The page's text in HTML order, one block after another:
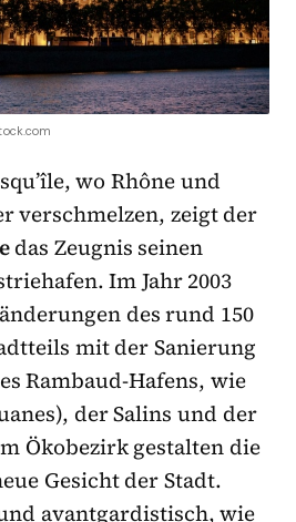
wo Rhône und
verschmelzen, zeigt der
das Zeugnis seinen
Im Jahr 2003
des rund 150
mit der Sanierung
Rambaud-Hafens, wie
der Salins und der
Ökobezirk gestalten die
Gesicht der Stadt.
avantgardistisch, wie